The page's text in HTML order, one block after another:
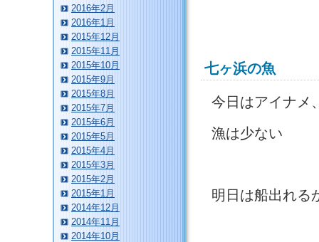
七ヶ浜の魚
今日はアイナメ
漁は少ない
明日は船出れる
2016年2月
2016年1月
2015年12月
2015年11月
2015年10月
2015年9月
2015年8月
2015年7月
2015年6月
2015年5月
2015年4月
2015年3月
2015年2月
2015年1月
2014年12月
2014年11月
2014年10月